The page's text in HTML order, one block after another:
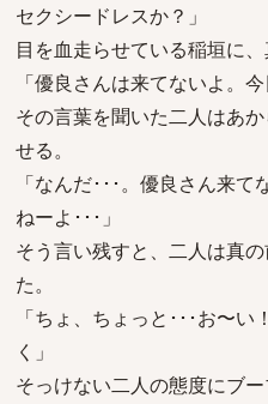
セクシードレスか？」
目を血走らせている稲垣に
「優良さんは来てないよ。
その言葉を聞いた二人はあ
せる。
「なんだ･･･。優良さん来
ねーよ･･･」
そう言い残すと、二人は真
た。
「ちょ、ちょっと･･･お〜
く」
そっけない二人の態度にブ